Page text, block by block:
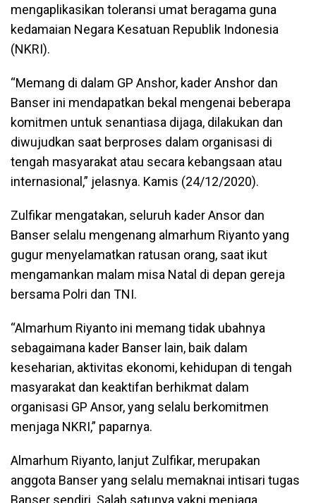
mengaplikasikan toleransi umat beragama guna
kedamaian Negara Kesatuan Republik Indonesia
(NKRI).
“Memang di dalam GP Anshor, kader Anshor dan
Banser ini mendapatkan bekal mengenai beberapa
komitmen untuk senantiasa dijaga, dilakukan dan
diwujudkan saat berproses dalam organisasi di
tengah masyarakat atau secara kebangsaan atau
internasional,” jelasnya. Kamis (24/12/2020).
Zulfikar mengatakan, seluruh kader Ansor dan
Banser selalu mengenang almarhum Riyanto yang
gugur menyelamatkan ratusan orang, saat ikut
mengamankan malam misa Natal di depan gereja
bersama Polri dan TNI.
“Almarhum Riyanto ini memang tidak ubahnya
sebagaimana kader Banser lain, baik dalam
keseharian, aktivitas ekonomi, kehidupan di tengah
masyarakat dan keaktifan berhikmat dalam
organisasi GP Ansor, yang selalu berkomitmen
menjaga NKRI,” paparnya.
Almarhum Riyanto, lanjut Zulfikar, merupakan
anggota Banser yang selalu memaknai intisari tugas
Banser sendiri. Salah satunya yakni menjaga